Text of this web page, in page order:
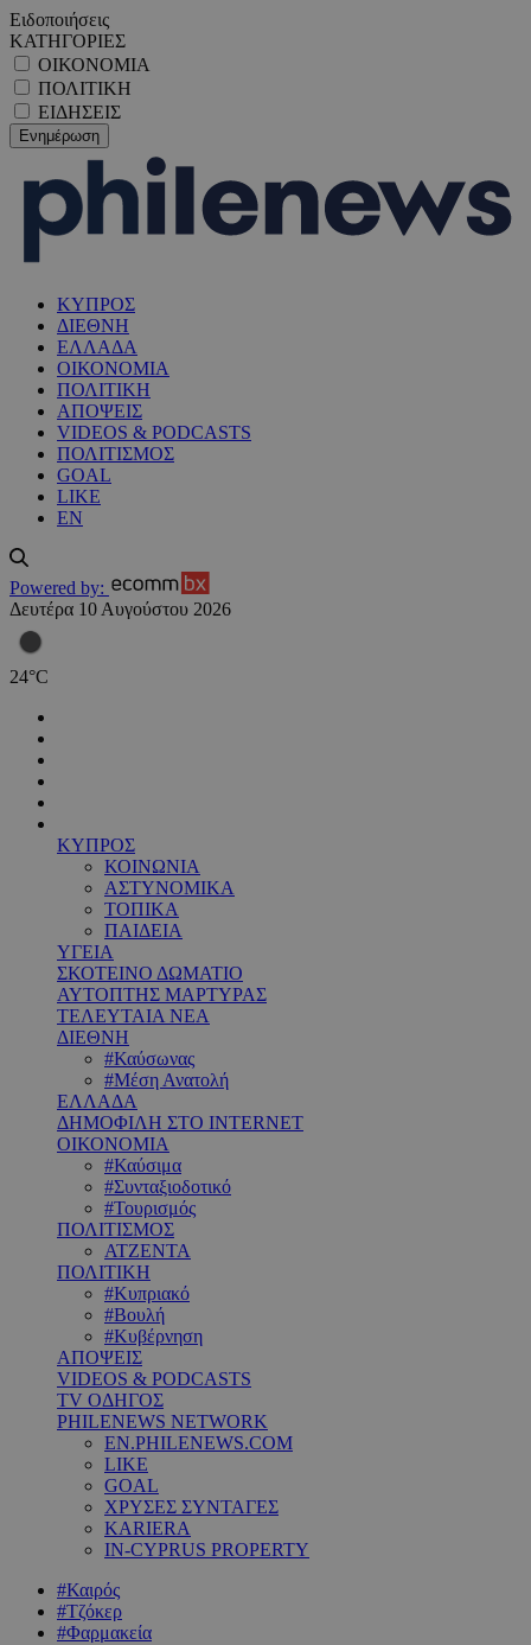
Ειδοποιήσεις
ΚΑΤΗΓΟΡΙΕΣ
ΟΙΚΟΝΟΜΙΑ
ΠΟΛΙΤΙΚΗ
ΕΙΔΗΣΕΙΣ
ΚΥΠΡΟΣ
ΔΙΕΘΝΗ
ΕΛΛΑΔΑ
ΟΙΚΟΝΟΜΙΑ
ΠΟΛΙΤΙΚΗ
ΑΠΟΨΕΙΣ
VIDEOS & PODCASTS
ΠΟΛΙΤΙΣΜΟΣ
GOAL
LIKE
EN
Powered by:
Δευτέρα 10 Αυγούστου 2026
24°C
ΚΥΠΡΟΣ
ΚΟΙΝΩΝΙΑ
ΑΣΤΥΝΟΜΙΚΑ
ΤΟΠΙΚΑ
ΠΑΙΔΕΙΑ
ΥΓΕΙΑ
ΣΚΟΤΕΙΝΟ ΔΩΜΑΤΙΟ
ΑΥΤΟΠΤΗΣ ΜΑΡΤΥΡΑΣ
ΤΕΛΕΥΤΑΙΑ ΝΕΑ
ΔΙΕΘΝΗ
#Καύσωνας
#Μέση Ανατολή
ΕΛΛΑΔΑ
ΔΗΜΟΦΙΛΗ ΣΤΟ INTERNET
ΟΙΚΟΝΟΜΙΑ
#Καύσιμα
#Συνταξιοδοτικό
#Τουρισμός
ΠΟΛΙΤΙΣΜΟΣ
ΑΤΖΕΝΤΑ
ΠΟΛΙΤΙΚΗ
#Κυπριακό
#Βουλή
#Κυβέρνηση
ΑΠΟΨΕΙΣ
VIDEOS & PODCASTS
TV ΟΔΗΓΟΣ
PHILENEWS NETWORK
EN.PHILENEWS.COM
LIKE
GOAL
ΧΡΥΣΕΣ ΣΥΝΤΑΓΕΣ
KARIERA
IN-CYPRUS PROPERTY
#Καιρός
#Τζόκερ
#Φαρμακεία